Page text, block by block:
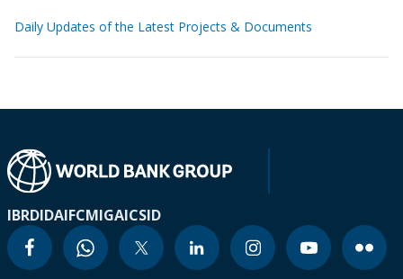
Daily Updates of the Latest Projects & Documents
IBRDIDAIFCMIGAICSID